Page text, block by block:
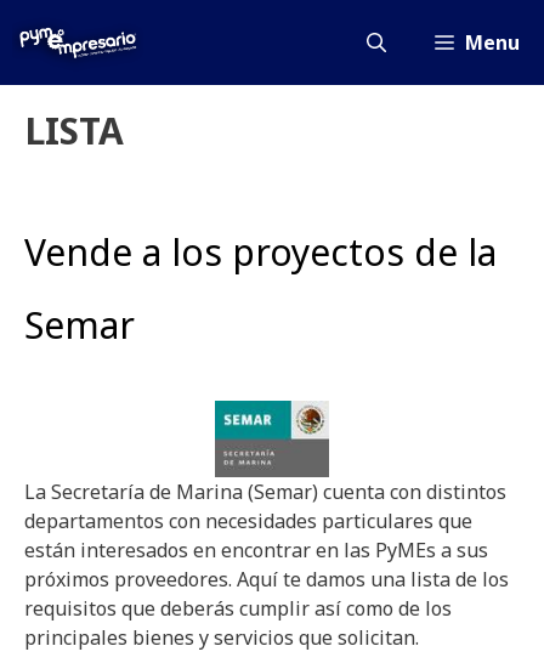
Menu
LISTA
Vende a los proyectos de la
Semar
La Secretaría de Marina (Semar) cuenta con distintos
departamentos con necesidades particulares que
están interesados en encontrar en las PyMEs a sus
próximos proveedores. Aquí te damos una lista de los
requisitos que deberás cumplir así como de los
principales bienes y servicios que solicitan.